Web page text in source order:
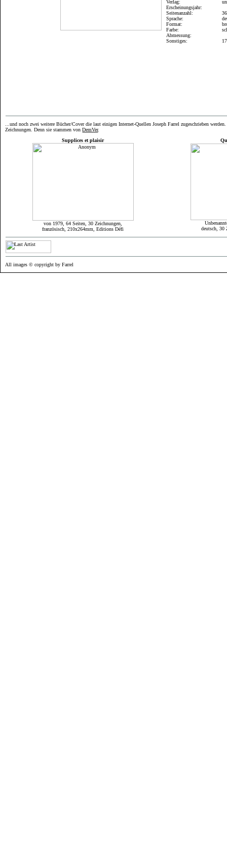
Verlag:
Erscheinungsjahr:
Seitenanzahl:
Sprache:
Format:
Farbe:
Abmessung:
Sonstiges:
36
...und noch zwei weitere Bücher/Cover die laut einigen Internet-Quellen Joseph Farrel zugeschrieben
Zeichnungen. Denn sie stammen vonDemVer.
Supplices et plaisir
von 1979, 64 Seiten, 30 Zeichnungen,
französisch, 210x264mm, Editions Défi
deutsch, 30
All images © copyright by Farrel